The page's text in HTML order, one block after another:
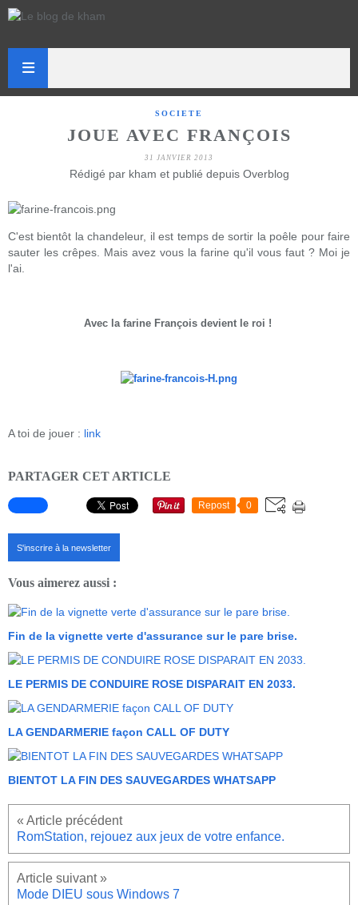
SOCIETE
JOUE AVEC FRANÇOIS
31 JANVIER 2013
Rédigé par kham et publié depuis Overblog
C'est bientôt la chandeleur, il est temps de sortir la poêle pour faire
sauter les crêpes. Mais avez vous la farine qu'il vous faut ? Moi je
l'ai.
Avec la farine François devient le roi !
A toi de jouer : link
PARTAGER CET ARTICLE
Repost 0
S'inscrire à la newsletter
Vous aimerez aussi :
Fin de la vignette verte d'assurance sur le pare brise.
LE PERMIS DE CONDUIRE ROSE DISPARAIT EN 2033.
LA GENDARMERIE façon CALL OF DUTY
BIENTOT LA FIN DES SAUVEGARDES WHATSAPP
RomStation, rejouez aux jeux de votre enfance.
Mode DIEU sous Windows 7